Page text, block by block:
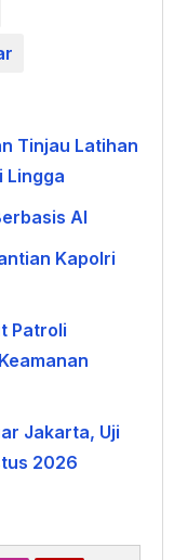
Tinjau Latihan
Lingga
AI
Kapolri
Patroli
Jakarta, Uji
2026